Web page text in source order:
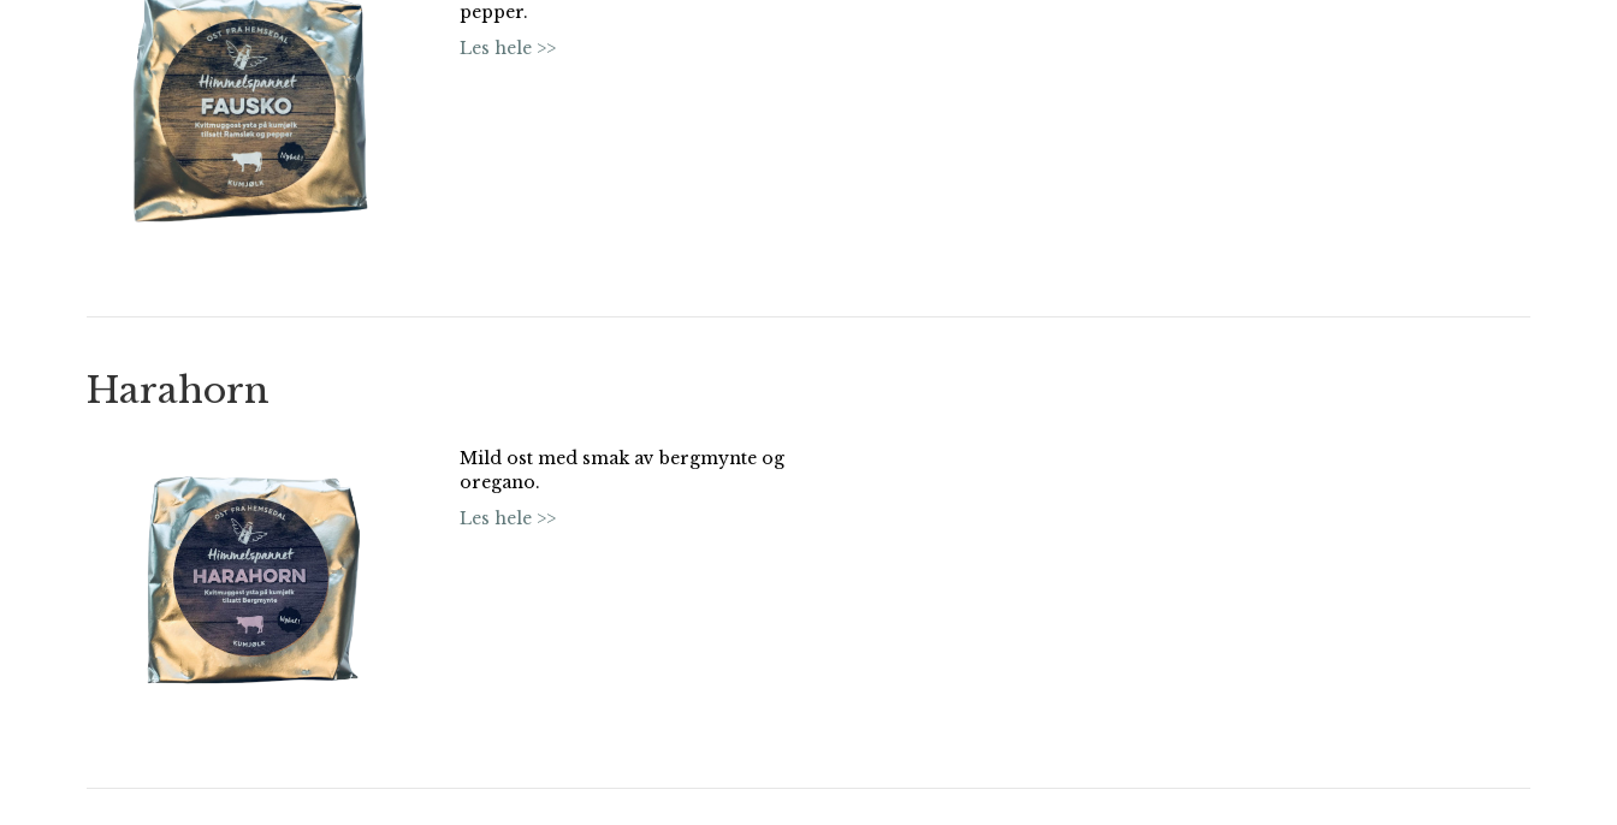
pepper.
Les hele >>
Harahorn
Mild ost med smak av bergmynte og
oregano.
Les hele >>